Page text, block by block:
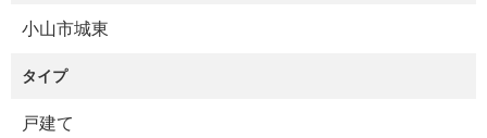
小山市城東
タイプ
戸建て